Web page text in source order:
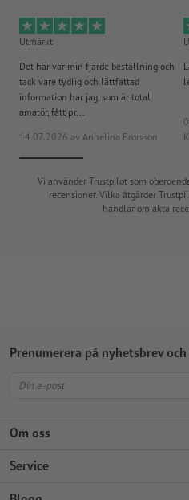
Utmärkt
Det här var min fjärde beställning och
tack vare tydlig och lättfattad
information har jag, som är total
amatör, fått pr...
14.07.2026 av Anhelina Brorsson
Vi använder Trustpilot som
recensioner. Vilka åtgärder
handlar om äkta
Om oss
Företag
Service
Betalningsalternativ
Prenumerera på nyhetsbrev